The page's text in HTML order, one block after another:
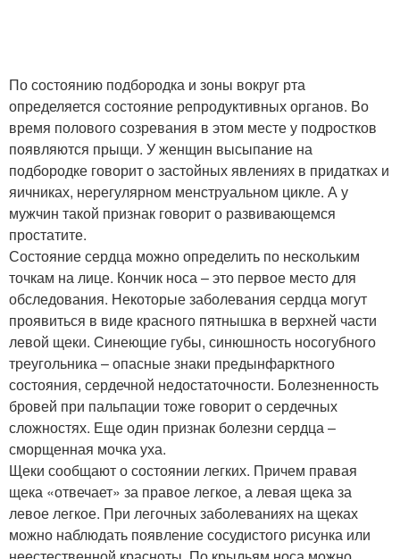
По состоянию подбородка и зоны вокруг рта
определяется состояние репродуктивных органов. Во
время полового созревания в этом месте у подростков
появляются прыщи. У женщин высыпание на
подбородке говорит о застойных явлениях в придатках и
яичниках, нерегулярном менструальном цикле. А у
мужчин такой признак говорит о развивающемся
простатите.
Состояние сердца можно определить по нескольким
точкам на лице. Кончик носа – это первое место для
обследования. Некоторые заболевания сердца могут
проявиться в виде красного пятнышка в верхней части
левой щеки. Синеющие губы, синюшность носогубного
треугольника – опасные знаки предынфарктного
состояния, сердечной недостаточности. Болезненность
бровей при пальпации тоже говорит о сердечных
сложностях. Еще один признак болезни сердца –
сморщенная мочка уха.
Щеки сообщают о состоянии легких. Причем правая
щека «отвечает» за правое легкое, а левая щека за
левое легкое. При легочных заболеваниях на щеках
можно наблюдать появление сосудистого рисунка или